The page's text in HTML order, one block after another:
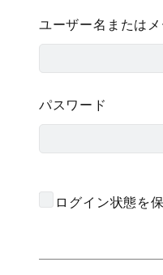
ユーザー名または
パスワード
ログイン状態を